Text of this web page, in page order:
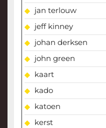
jan terlouw
jeff kinney
johan derksen
john green
kaart
kado
katoen
kerst